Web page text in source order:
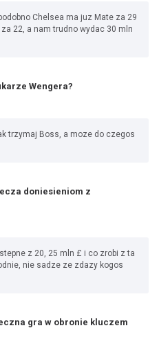
Chelsea ma juz Mate za 29
22, a nam trudno wydac 30 mln
Wengera?
trzymaj Boss, a moze do czegos
doniesieniom z
z 20, 25 mln £ i co zrobi z ta
nie sadze ze zdazy kogos
gra w obronie kluczem